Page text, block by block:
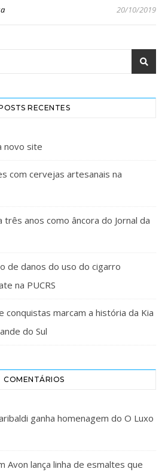
20/10/2019
RECENTES
novo site
com cervejas artesanais na
três anos como âncora do Jornal da
de danos do uso do cigarro
na PUCRS
conquistas marcam a história da Kia
do Sul
COMENTÁRIOS
ganha homenagem do O Luxo
Avon lança linha de esmaltes que